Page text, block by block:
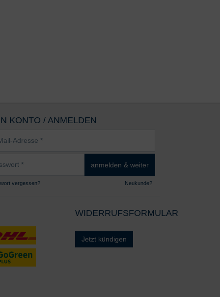
KONTO / ANMELDEN
anmelden & weiter
vergessen? Neukunde?
WIDERRUFSFORMULAR
Jetzt kündigen